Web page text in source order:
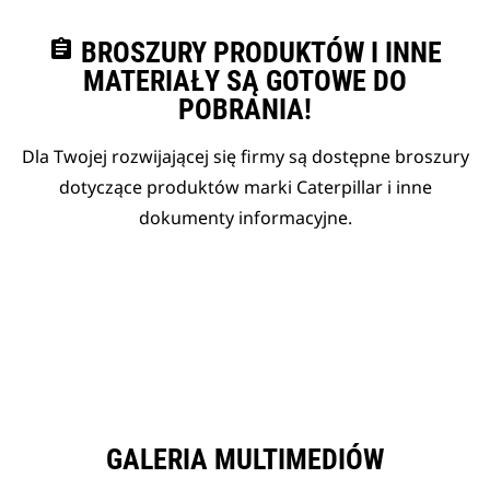
assignment BROSZURY PRODUKTÓW I INNE
MATERIAŁY SĄ GOTOWE DO
POBRANIA!
Dla Twojej rozwijającej się firmy są dostępne broszury
dotyczące produktów marki Caterpillar i inne
dokumenty informacyjne.
GALERIA MULTIMEDIÓW